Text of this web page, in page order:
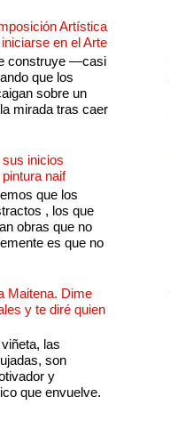
Artística
en el Arte
construye —casi
que los
sobre un
mirada tras caer
inicios
naif
que los
, los que
obras que no
es que no
Maitena. Dime
y te diré quien
las
son
y
que envuelve.